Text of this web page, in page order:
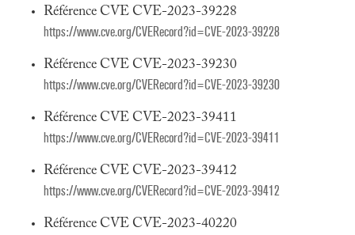
Référence CVE CVE-2023-39228
https://www.cve.org/CVERecord?id=CVE-2023-39228
Référence CVE CVE-2023-39230
https://www.cve.org/CVERecord?id=CVE-2023-39230
Référence CVE CVE-2023-39411
https://www.cve.org/CVERecord?id=CVE-2023-39411
Référence CVE CVE-2023-39412
https://www.cve.org/CVERecord?id=CVE-2023-39412
Référence CVE CVE-2023-40220